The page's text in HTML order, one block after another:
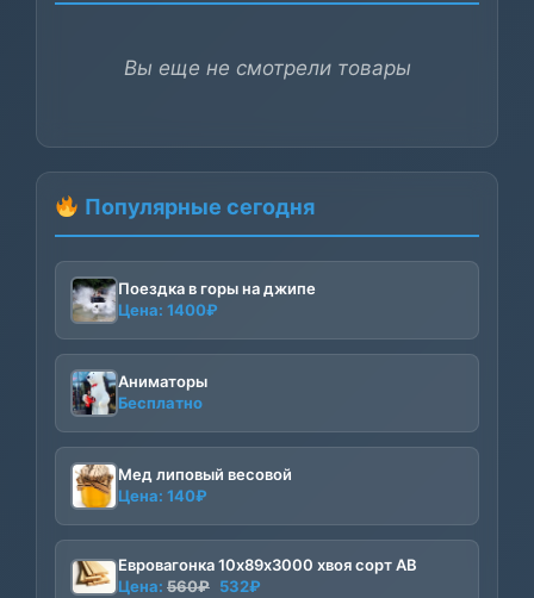
Вы еще не смотрели товары
Популярные сегодня
Поездка в горы на джипе
Цена: 1400₽
Аниматоры
Бесплатно
Мед липовый весовой
Цена: 140₽
Евровагонка 10х89х3000 хвоя сорт АВ
Цена: 560₽ Первоначальная
532₽